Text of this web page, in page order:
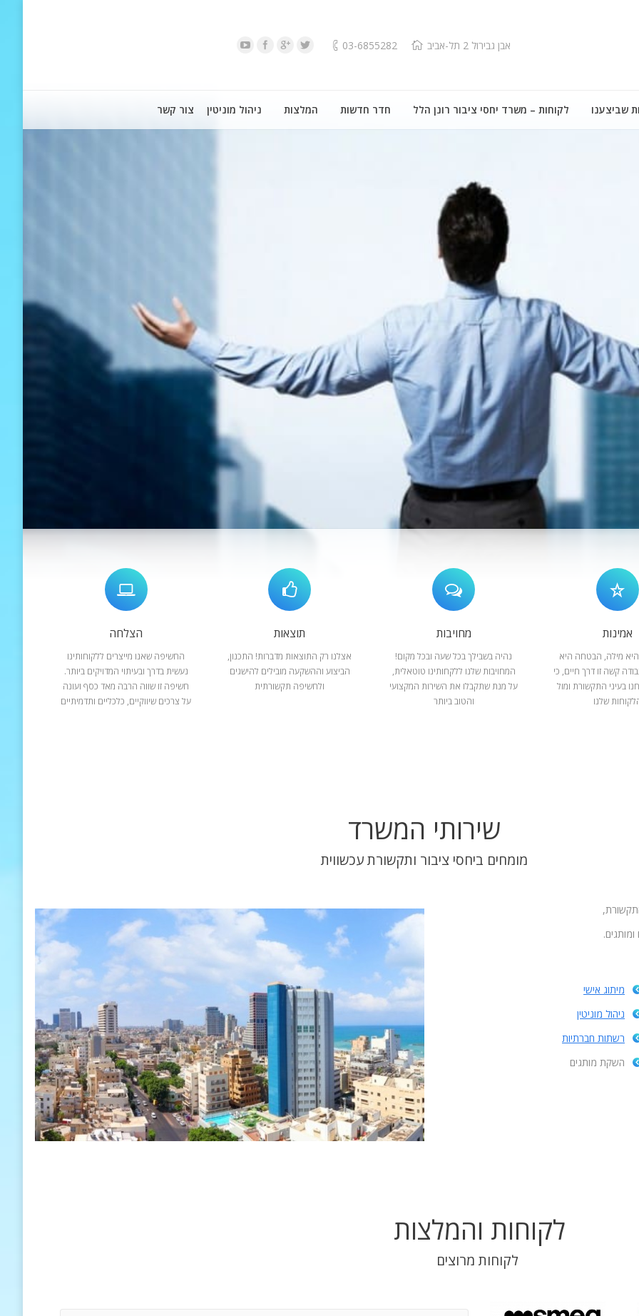
אבן גבירול 2 תל-אביב 03-6855282
שביצענו לקוחות – משרד יחסי ציבור רונן הלל חדר חדשות המלצות ניהול מוניטין צור קשר
אמינות
היא מילה, הבטחה היא
קשה זו דרך חיים, כי
בעיני התקשורת ומול
שלנו
מחויבות
נהיה בשבילך בכל שעה ובכל מקום!
המחויבות שלנו ללקחותינו טוטאלית,
על מנת שתקבלו את השירות המקצועי
והטוב ביותר
תוצאות
אצלנו רק התוצאות מדברות! התכנון,
הביצוע וההשקעה מובילים להישגים
ולחשיפה תקשורתית
הצלחה
החשיפה שאנו מייצרים ללקוחותינו
נעשית בדרך ובעיתוי המדויקים ביותר.
חשיפה זו שווה הרבה מאד כסף ועונה
על צרכים שיווקיים, כלכליים ותדמיתיים
שירותי המשרד
מומחים ביחסי ציבור ותקשורת עכשווית
מיתוג אישי
ניהול מוניטין
רשתות חברתיות
השקת מותגים
לקוחות והמלצות
לקוחות מרוצים